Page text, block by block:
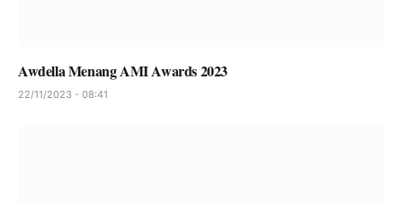
Awdella Menang AMI Awards 2023
22/11/2023 - 08:41